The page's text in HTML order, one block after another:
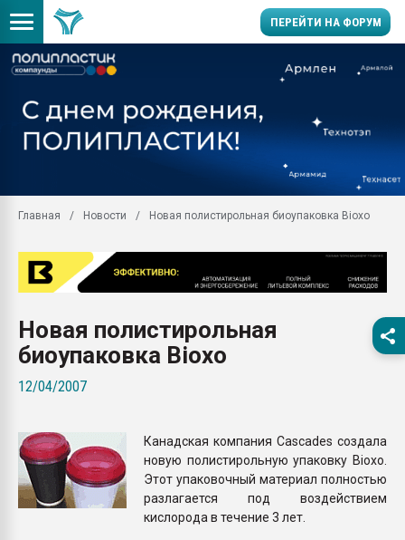
ПЕРЕЙТИ НА ФОРУМ
Вакуум-формовочные
Подмосковье, Москва
28.07.2026
пластмасс
ситуацией на
Всё, что касается
ПЕРЕЙТИ НА
Главная Новости Новая полистирольная биоупаковка Bioxo
Новая полистирольная
биоупаковка Bioxo
12/04/2007
Канадская компания Cascades создала
новую полистирольную упаковку Bioxo.
Этот упаковочный материал полностью
разлагается под воздействием
кислорода в течение 3 лет.